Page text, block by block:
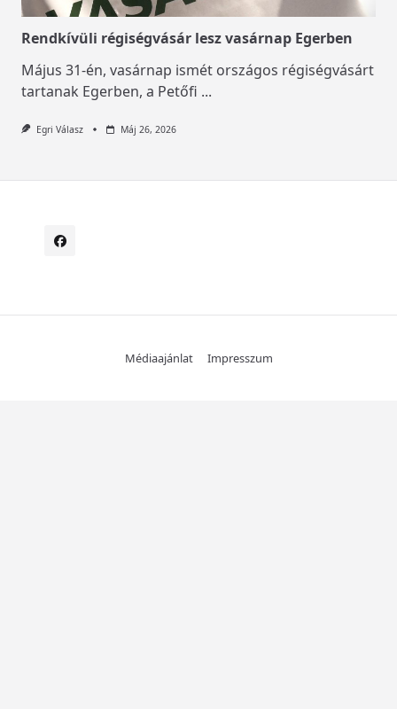
Rendkívüli régiségvásár lesz vasárnap Egerben
Május 31-én, vasárnap ismét országos régiségvásárt
tartanak Egerben, a Petőfi ...
Egri Válasz Máj 26, 2026
Médiaajánlat Impresszum